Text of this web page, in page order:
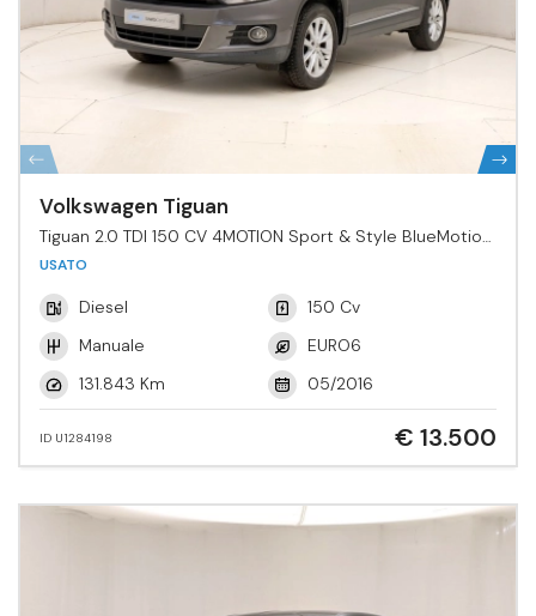
Volkswagen Tiguan
Tiguan 2.0 TDI 150 CV 4MOTION Sport & Style BlueMotion
Tech.
USATO
Diesel
150 Cv
Manuale
EURO6
131.843 Km
05/2016
ID U1284198 € 13.500